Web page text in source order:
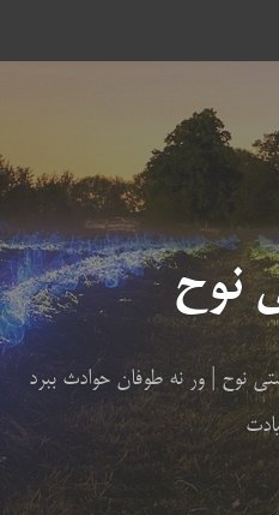
نوح
نوح | ور نه طوفان حوادث ببرد